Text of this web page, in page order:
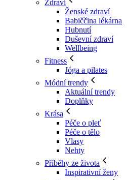
Zdraví
Ženské zdraví
Babiččina lékárna
Hubnutí
Duševní zdraví
Wellbeing
Fitness
Jóga a pilates
Módní trendy
Aktuální trendy
Doplňky
Krása
Péče o pleť
Péče o tělo
Vlasy
Nehty
Příběhy ze života
Inspirativní ženy